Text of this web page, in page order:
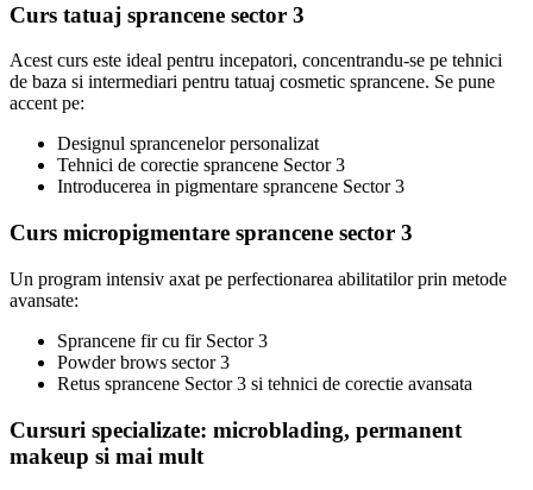
Curs tatuaj sprancene sector 3
Acest curs este ideal pentru incepatori, concentrandu-se pe tehnici
de baza si intermediari pentru tatuaj cosmetic sprancene. Se pune
accent pe:
Designul sprancenelor personalizat
Tehnici de corectie sprancene Sector 3
Introducerea in pigmentare sprancene Sector 3
Curs micropigmentare sprancene sector 3
Un program intensiv axat pe perfectionarea abilitatilor prin metode
avansate:
Sprancene fir cu fir Sector 3
Powder brows sector 3
Retus sprancene Sector 3 si tehnici de corectie avansata
Cursuri specializate: microblading, permanent
makeup si mai mult